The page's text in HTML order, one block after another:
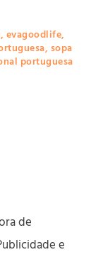
, evagoodlife,
, sopa
portuguesa
de
e